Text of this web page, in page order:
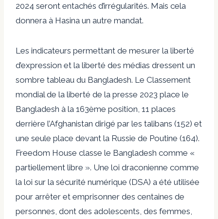
2024 seront entachés d’irrégularités. Mais cela
donnera à Hasina un autre mandat.
Les indicateurs permettant de mesurer la liberté
d’expression et la liberté des médias dressent un
sombre tableau du Bangladesh. Le Classement
mondial de la liberté de la presse 2023 place le
Bangladesh à la 163ème position, 11 places
derrière l’Afghanistan dirigé par les talibans (152) et
une seule place devant la Russie de Poutine (164).
Freedom House classe le Bangladesh comme «
partiellement libre ». Une loi draconienne comme
la loi sur la sécurité numérique (DSA) a été utilisée
pour arrêter et emprisonner des centaines de
personnes, dont des adolescents, des femmes,